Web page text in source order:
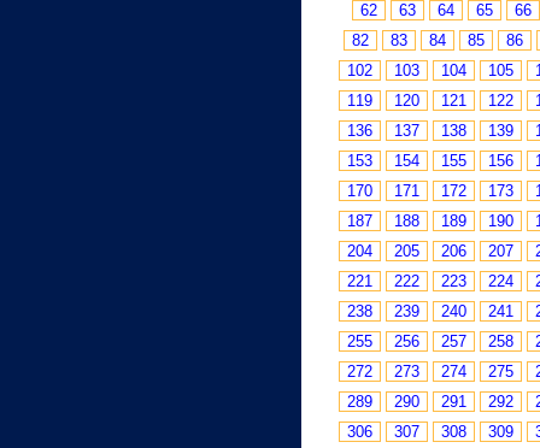
62
63 64 65
66
82
83 84 85
86
102
103 104 105
119
120 121 122
136
137 138 139
153
154 155 156
170
171 172 173
187
188 189 190
204
205 206 207
221
222 223 224
238
239 240 241
255
256 257 258
272
273 274 275
289
290 291 292
306
307 308 309